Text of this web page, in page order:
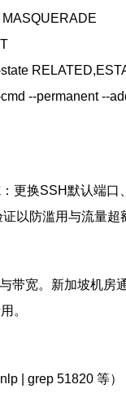
MASQUERADE
--permanent --
更换SSH默认端
以防滥用与流量超
带宽。新加坡机
。
| grep 51820 等